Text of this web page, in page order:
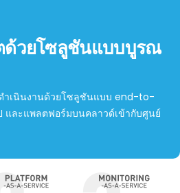
วยโซลูชันแบบบูรณ
าเนินงานด้วยโซลูชันแบบ end-to-
และแพลตฟอร์มบนคลาวด์เข้ากับศูนย์